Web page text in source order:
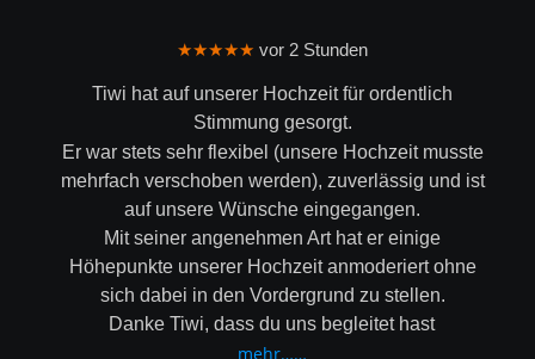
★★★★★ vor 2 Stunden
Tiwi hat auf unserer Hochzeit für ordentlich
Stimmung gesorgt.
Er war stets sehr flexibel (unsere Hochzeit musste
mehrfach verschoben werden), zuverlässig und ist
auf unsere Wünsche eingegangen.
Mit seiner angenehmen Art hat er einige
Höhepunkte unserer Hochzeit anmoderiert ohne
sich dabei in den Vordergrund zu stellen.
Danke Tiwi, dass du uns begleitet hast
mehr……